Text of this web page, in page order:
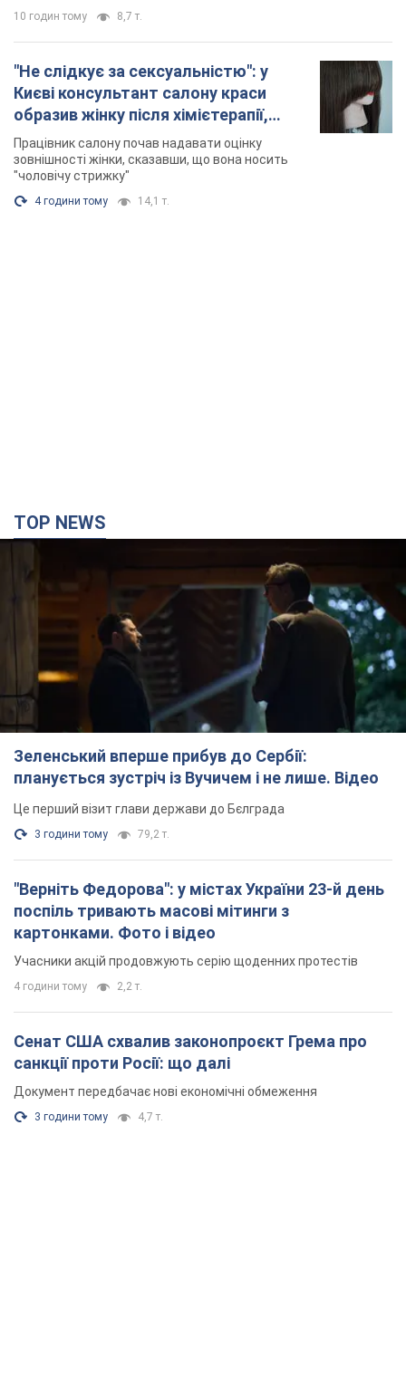
10 годин тому 8,7 т.
"Не слідкує за сексуальністю": у
Києві консультант салону краси
образив жінку після хімієтерапії,
розгорівся скандал. Фото
Працівник салону почав надавати оцінку
зовнішності жінки, сказавши, що вона носить
"чоловічу стрижку"
4 години тому 14,1 т.
TOP NEWS
Зеленський вперше прибув до Сербії:
планується зустріч із Вучичем і не лише. Відео
Це перший візит глави держави до Бєлграда
3 години тому 79,2 т.
"Верніть Федорова": у містах України 23-й день
поспіль тривають масові мітинги з
картонками. Фото і відео
Учасники акцій продовжують серію щоденних протестів
4 години тому 2,2 т.
Сенат США схвалив законопроєкт Грема про
санкції проти Росії: що далі
Документ передбачає нові економічні обмеження
3 години тому 4,7 т.